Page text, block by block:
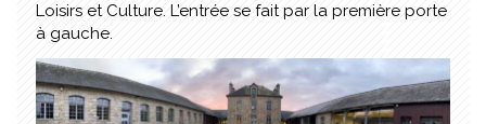
Loisirs et Culture. L’entrée se fait par la première porte
à gauche.